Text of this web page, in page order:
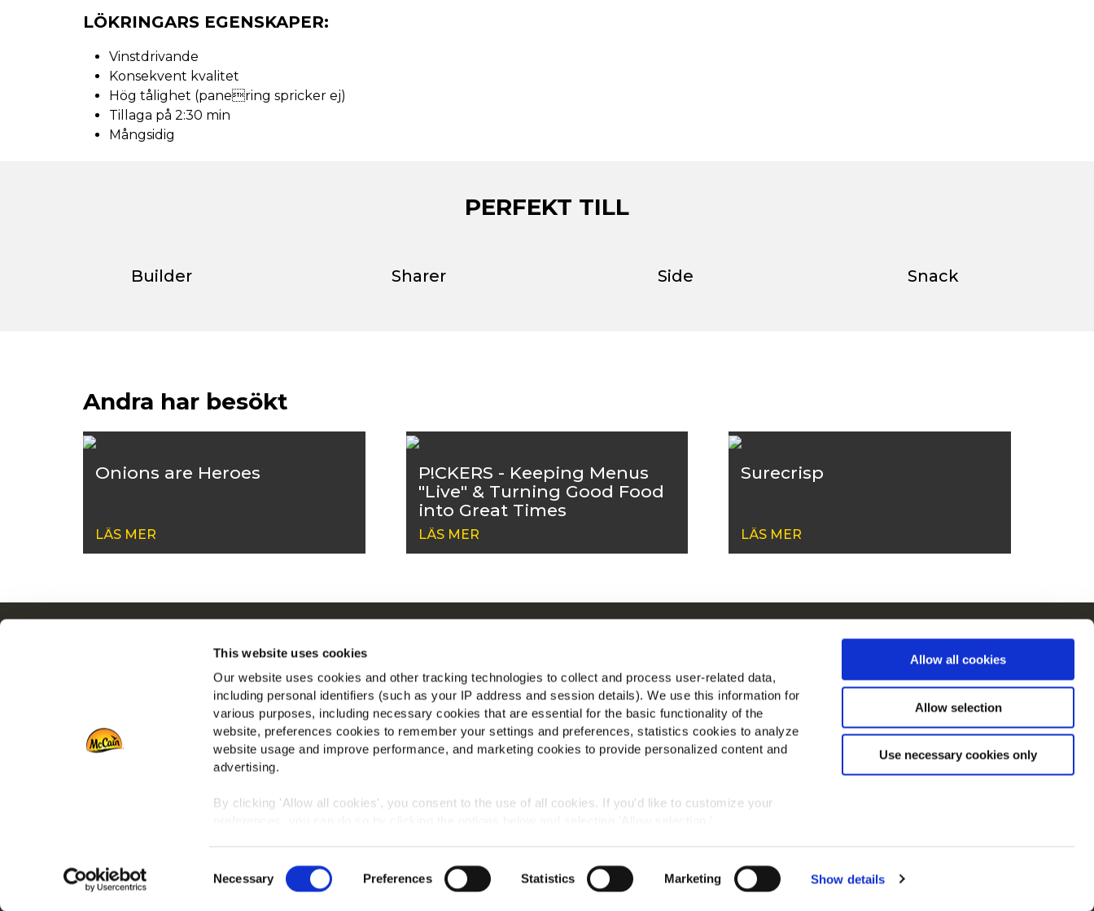
This website uses cookies
Our website uses cookies and other tracking technologies to collect and process user-related data,
including personal identifiers (such as your IP address and session details). We use this information for
various purposes, including necessary cookies that are essential for the basic functionality of the
website, preferences cookies to remember your settings and preferences, statistics cookies to analyze
website usage and improve performance, and marketing cookies to provide personalized content and
advertising.
By clicking 'Allow all cookies', you consent to the use of all cookies. If you'd like to customize your
any time by clicking on the "Cookies" link in the footer of the page.
Selection
Necessary Preferences Statistics Marketing Show details
Allow all cookies
Allow selection
Use necessary cookies only
LÖKRINGARS EGENSKAPER:
Vinstdrivande
Konsekvent kvalitet
Hög tålighet (panering spricker ej)
Tillaga på 2:30 min
Mångsidig
PERFEKT TILL
Builder Sharer Side Snack
Andra har besökt
Onions are Heroes
LÄS MER
P!CKERS - Keeping Menus
"Live" & Turning Good Food
into Great Times
LÄS MER
Surecrisp
LÄS MER
Inspiration
Downloads
Driven by Our Roots
Jobb
FAQ
Följ oss
©2026 McCain® Foods Limited | All rights reserved